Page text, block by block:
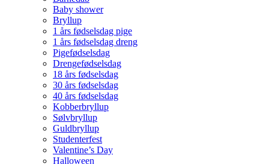
Baby shower
Bryllup
1 års fødselsdag pige
1 års fødselsdag dreng
Pigefødselsdag
Drengefødselsdag
18 års fødselsdag
30 års fødselsdag
40 års fødselsdag
Kobberbryllup
Sølvbryllup
Guldbryllup
Studenterfest
Valentine’s Day
Halloween